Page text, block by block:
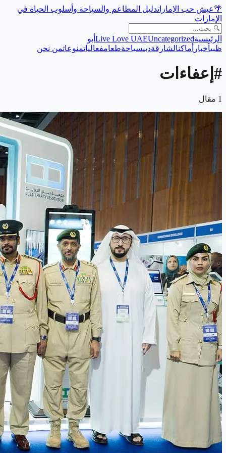
🌴عيش حب الإماراتدليل المطاعم والسياحة وأسلوب الحياة في
الإمارات
الرئيسية Live Love UAEUncategorized
أبو
ظبيأخبار أماكنالشارقةدبيسياحةطعامفعالياتمنوعاتمن نحن
# إعفاءات
1 مقال